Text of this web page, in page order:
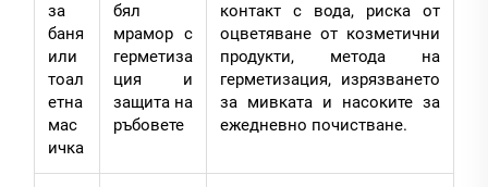
за
баня
или
тоал
етна
мас
ичка
бял
мрамор с
герметиза
ция и
защита на
ръбовете
контакт с вода, риска от
оцветяване от козметични
продукти, метода на
герметизация, изрязването
за мивката и насоките за
ежедневно почистване.